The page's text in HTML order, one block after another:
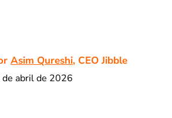
Asim Qureshi, CEO Jibble
de abril de 2026